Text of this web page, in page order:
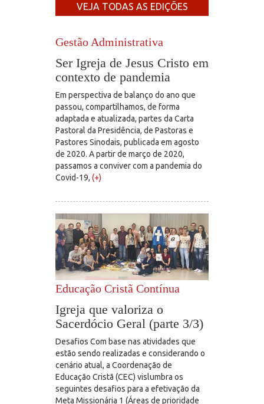
VEJA TODAS AS EDIÇÕES
Gestão Administrativa
Ser Igreja de Jesus Cristo em
contexto de pandemia
Em perspectiva de balanço do ano que
passou, compartilhamos, de forma
adaptada e atualizada, partes da Carta
Pastoral da Presidência, de Pastoras e
Pastores Sinodais, publicada em agosto
de 2020. A partir de março de 2020,
passamos a conviver com a pandemia do
Covid-19, (+)
Educação Cristã Contínua
Igreja que valoriza o
Sacerdócio Geral (parte 3/3)
Desafios Com base nas atividades que
estão sendo realizadas e considerando o
cenário atual, a Coordenação de
Educação Cristã (CEC) vislumbra os
seguintes desafios para a efetivação da
Meta Missionária 1 (Áreas de prioridade